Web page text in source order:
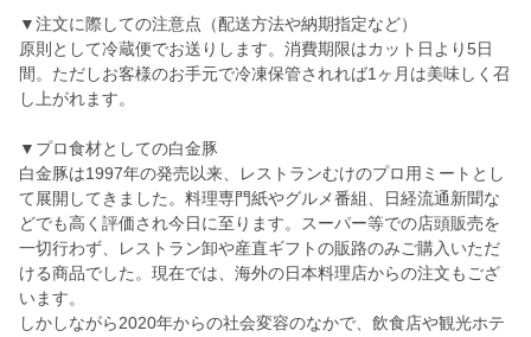
▼注文に際しての注意点（配送方法や納期指定など）
原則として冷蔵便でお送りします。消費期限はカット日より5日
間。ただしお客様のお手元で冷凍保管されれば1ヶ月は美味しく召
し上がれます。
▼プロ食材としての白金豚
白金豚は1997年の発売以来、レストランむけのプロ用ミートとし
て展開してきました。料理専門紙やグルメ番組、日経流通新聞な
どでも高く評価され今日に至ります。スーパー等での店頭販売を
一切行わず、レストラン卸や産直ギフトの販路のみご購入いただ
ける商品でした。現在では、海外の日本料理店からの注文もござ
います。
しかしながら2020年からの社会変容のなかで、飲食店や観光ホテ